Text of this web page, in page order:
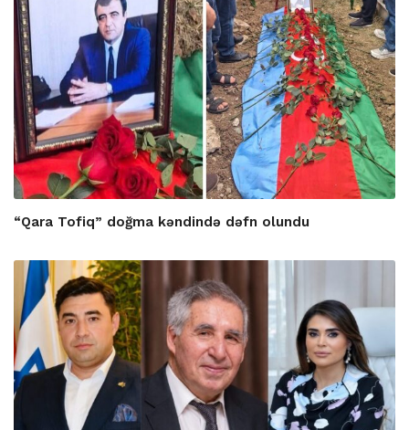
“Qara Tofiq” doğma kəndində dəfn olundu